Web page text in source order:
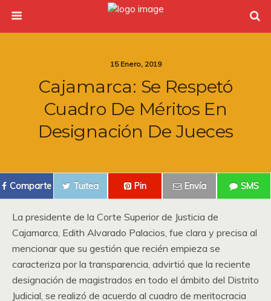
15 Enero, 2019
Cajamarca: Se Respetó
Cuadro De Méritos En
Designación De Jueces
Comparte Tuitea Pin Envía SMS
La presidente de la Corte Superior de Justicia de
Cajamarca, Edith Alvarado Palacios, fue clara y precisa al
mencionar que su gestión que recién empieza se
caracteriza por la transparencia, advirtió que la reciente
designación de magistrados en todo el ámbito del Distrito
Judicial, se realizó de acuerdo al cuadro de meritocracia